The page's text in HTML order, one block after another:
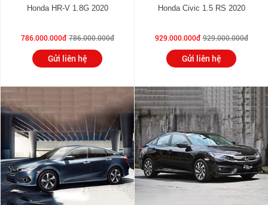
Honda HR-V 1.8G 2020
786.000.000đ 786.000.000đ
Gửi liên hệ
Honda Civic 1.5 RS 2020
929.000.000đ 929.000.000đ
Gửi liên hệ